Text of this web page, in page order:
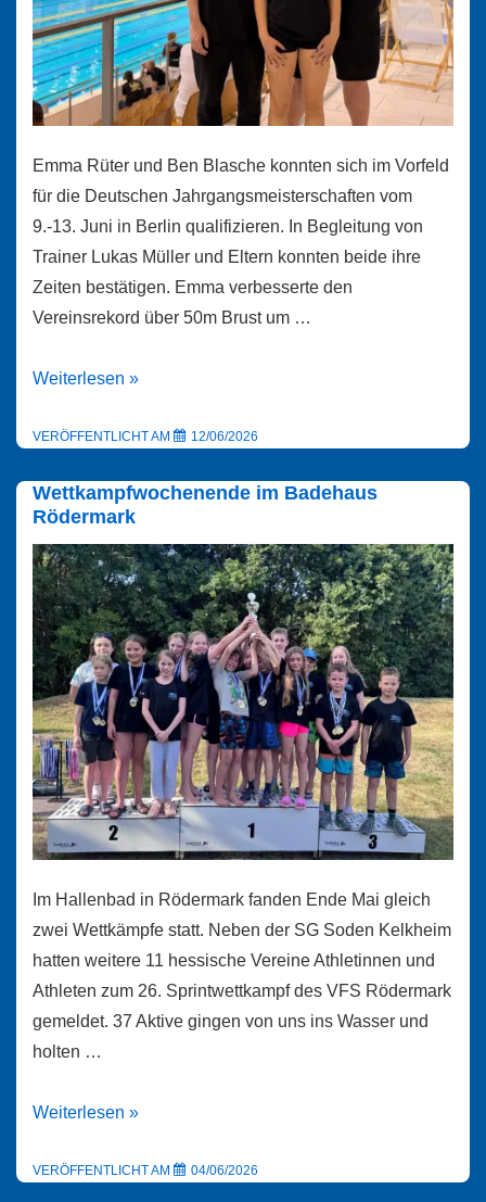
Emma Rüter und Ben Blasche konnten sich im Vorfeld
für die Deutschen Jahrgangsmeisterschaften vom
9.-13. Juni in Berlin qualifizieren. In Begleitung von
Trainer Lukas Müller und Eltern konnten beide ihre
Zeiten bestätigen. Emma verbesserte den
Vereinsrekord über 50m Brust um …
DJM
in
von
Emma
Rüter
und
Ben
Blasche
Weiterlesen »
VERÖFFENTLICHT AM 12/06/2026
Wettkampfwochenende im Badehaus
Rödermark
Im Hallenbad in Rödermark fanden Ende Mai gleich
zwei Wettkämpfe statt. Neben der SG Soden Kelkheim
hatten weitere 11 hessische Vereine Athletinnen und
Athleten zum 26. Sprintwettkampf des VFS Rödermark
gemeldet. 37 Aktive gingen von uns ins Wasser und
holten …
Wettkampfwochenende
Badehaus
Weiterlesen »
VERÖFFENTLICHT AM 04/06/2026